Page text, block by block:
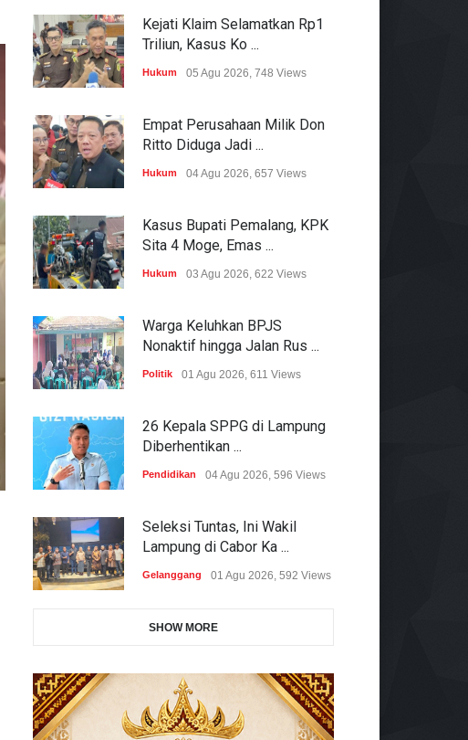
Kejati Klaim Selamatkan Rp1
Triliun, Kasus Ko ...
Hukum 05 Agu 2026, 748 Views
Empat Perusahaan Milik Don
Ritto Diduga Jadi ...
Hukum 04 Agu 2026, 657 Views
Kasus Bupati Pemalang, KPK
Sita 4 Moge, Emas ...
Hukum 03 Agu 2026, 622 Views
Warga Keluhkan BPJS
Nonaktif hingga Jalan Rus ...
Politik 01 Agu 2026, 611 Views
26 Kepala SPPG di Lampung
Diberhentikan ...
Pendidikan 04 Agu 2026, 596 Views
Seleksi Tuntas, Ini Wakil
Lampung di Cabor Ka ...
Gelanggang 01 Agu 2026, 592 Views
SHOW MORE